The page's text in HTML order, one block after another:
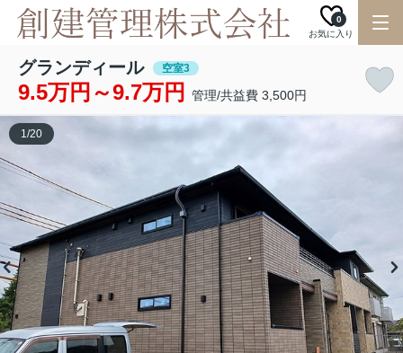
お気に入り
0
グランディール 空室3
9.5万円～9.7万円 管理/共益費 3,500円
1/20